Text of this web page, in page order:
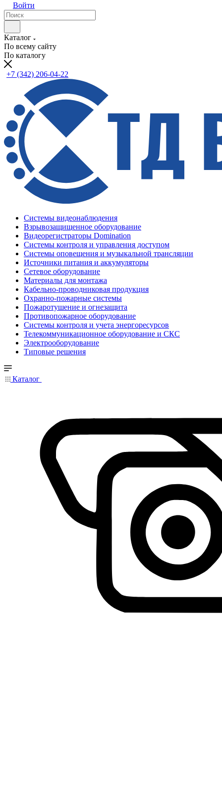
Войти
Каталог
По всему сайту
По каталогу
+7 (342) 206-04-22
Системы видеонаблюдения
Взрывозащищенное оборудование
Видеорегистраторы Domination
Системы контроля и управления доступом
Системы оповещения и музыкальной трансляции
Источники питания и аккумуляторы
Сетевое оборудование
Материалы для монтажа
Кабельно-проводниковая продукция
Охранно-пожарные системы
Пожаротушение и огнезащита
Противопожарное оборудование
Системы контроля и учета энергоресурсов
Телекоммуникационное оборудование и СКС
Электрооборудование
Типовые решения
Каталог